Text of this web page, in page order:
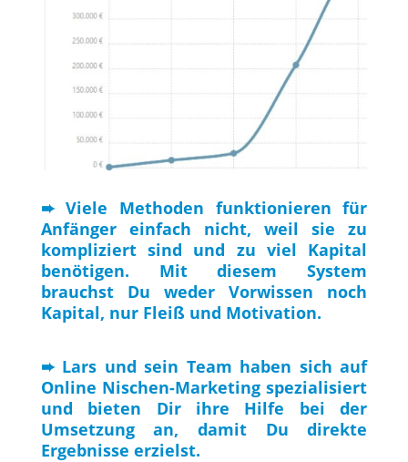
➨ Viele Methoden funktionieren für
Anfänger einfach nicht, weil sie zu
kompliziert sind und zu viel Kapital
benötigen. Mit diesem System
brauchst Du weder Vorwissen noch
Kapital, nur Fleiß und Motivation.
➨ Lars und sein Team haben sich auf
Online Nischen-Marketing spezialisiert
und bieten Dir ihre Hilfe bei der
Umsetzung an, damit Du direkte
Ergebnisse erzielst.